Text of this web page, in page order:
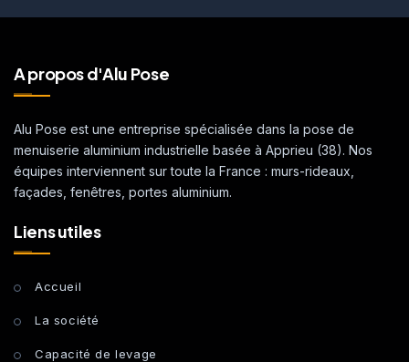
A propos d'Alu Pose
Alu Pose est une entreprise spécialisée dans la pose de
menuiserie aluminium industrielle basée à Apprieu (38). Nos
équipes interviennent sur toute la France : murs-rideaux,
façades, fenêtres, portes aluminium.
Liens utiles
Accueil
La société
Capacité de levage